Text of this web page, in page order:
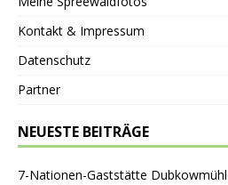
Kontakt & Impressum
Datenschutz
Partner
NEUESTE BEITRÄGE
7-Nationen-Gaststätte